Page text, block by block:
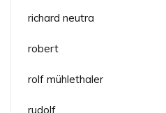
richard neutra
robert
rolf mühlethaler
rudolf